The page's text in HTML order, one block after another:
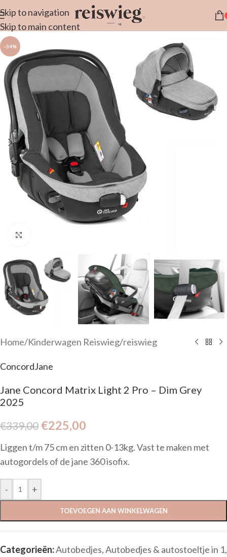
Skip to navigation
Skip to main content
-34%
Home/Kinderwagen Reiswieg/reiswieg
ConcordJane
Jane Concord Matrix Light 2 Pro – Dim Grey
2025
€339,00 €225,00
Liggen t/m 75 cm en zitten 0-13kg. Vast te maken met
autogordels of de jane 360 isofix.
- +
TOEVOEGEN AAN WINKELWAGEN
Categorieën:Autobedjes,Autobedjes & autostoeltje in 1,